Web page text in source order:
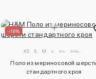
–18%
XS S M L XL XXL
Поло из мериносовой
стандартного кроя